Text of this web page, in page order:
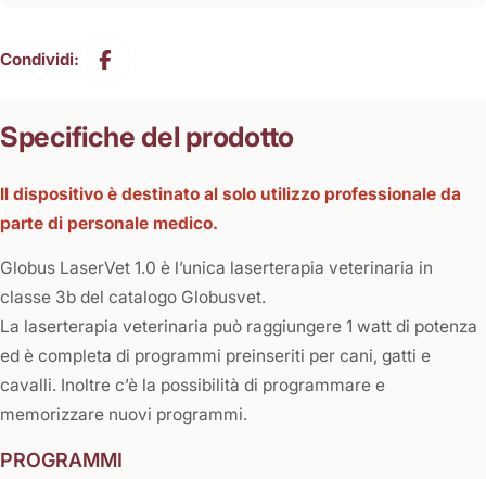
Condividi:
Specifiche del prodotto
Il dispositivo è destinato al solo utilizzo professionale da
parte di personale medico.
Globus LaserVet 1.0 è l’unica laserterapia veterinaria in
classe 3b del catalogo Globusvet.
La laserterapia veterinaria può raggiungere 1 watt di potenza
ed è completa di programmi preinseriti per cani, gatti e
cavalli. Inoltre c’è la possibilità di programmare e
memorizzare nuovi programmi.
PROGRAMMI